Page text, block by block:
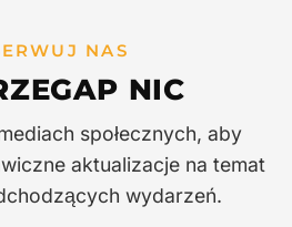
wygra nagrody.
(albo przynajmniej
na najlepszy kostium -
NAS
NIC
społecznych, aby
aktualizacje na temat
wydarzeń.